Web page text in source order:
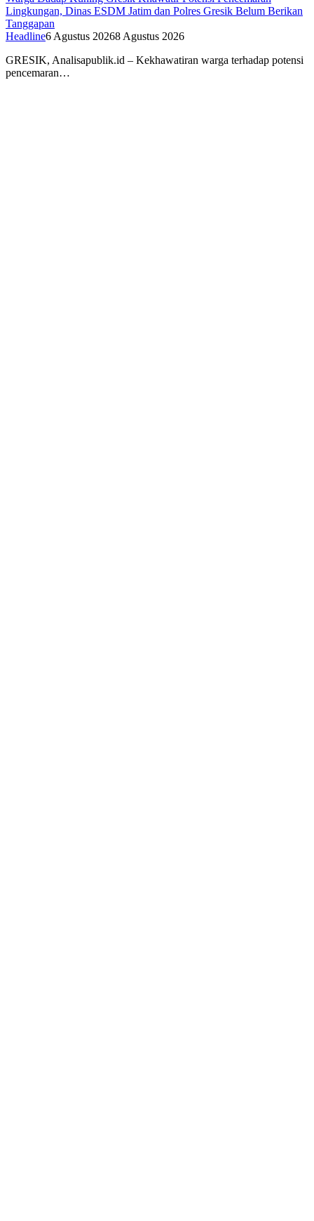
Lingkungan, Dinas ESDM Jatim dan Polres Gresik Belum Berikan
Tanggapan
Headline6 Agustus 20268 Agustus 2026
GRESIK, Analisapublik.id – Kekhawatiran warga terhadap potensi
pencemaran…